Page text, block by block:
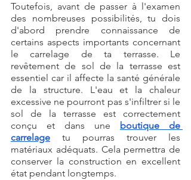
Toutefois, avant de passer à l'examen
des nombreuses possibilités, tu dois
d'abord prendre connaissance de
certains aspects importants concernant
le carrelage de ta terrasse. Le
revêtement de sol de la terrasse est
essentiel car il affecte la santé générale
de la structure. L'eau et la chaleur
excessive ne pourront pas s'infiltrer si le
sol de la terrasse est correctement
conçu et dans une
boutique de
carrelage tu pourras trouver les
matériaux adéquats. Cela permettra de
conserver la construction en excellent
état pendant longtemps.